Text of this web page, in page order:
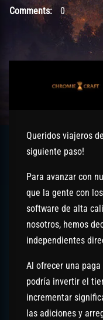
Comments:
0
Queridos viajeros
siguiente paso!
Para avanzar con
que la gente con
software de alta
nosotros, hemos
independientes
Al ofrecer una
podría invertir el
incrementar
las adiciones y